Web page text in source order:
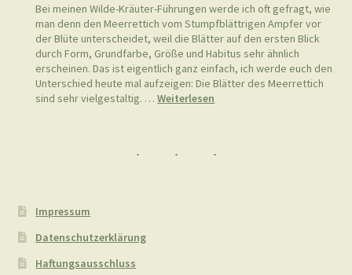
Bei meinen Wilde-Kräuter-Führungen werde ich oft gefragt, wie
man denn den Meerrettich vom Stumpfblättrigen Ampfer vor
der Blüte unterscheidet, weil die Blätter auf den ersten Blick
durch Form, Grundfarbe, Größe und Habitus sehr ähnlich
erscheinen. Das ist eigentlich ganz einfach, ich werde euch den
Unterschied heute mal aufzeigen: Die Blätter des Meerrettich
sind sehr vielgestaltig. …Weiterlesen
vs.
Impressum
Datenschutzerklärung
Haftungsausschluss